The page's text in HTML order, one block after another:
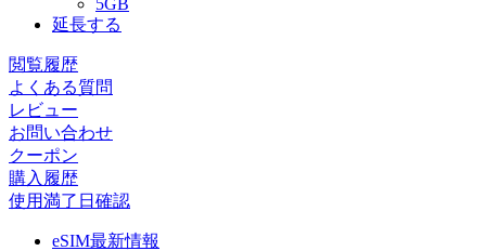
延長する
閲覧履歴
よくある質問
レビュー
お問い合わせ
クーポン
購入履歴
使用満了日確認
eSIM最新情報